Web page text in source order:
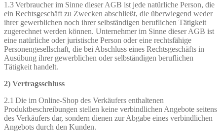
1.3 Verbraucher im Sinne dieser AGB ist jede natürliche Person, die
ein Rechtsgeschäft zu Zwecken abschließt, die überwiegend weder
ihrer gewerblichen noch ihrer selbständigen beruflichen Tätigkeit
zugerechnet werden können. Unternehmer im Sinne dieser AGB ist
eine natürliche oder juristische Person oder eine rechtsfähige
Personengesellschaft, die bei Abschluss eines Rechtsgeschäfts in
Ausübung ihrer gewerblichen oder selbständigen beruflichen
Tätigkeit handelt.
2) Vertragsschluss
2.1 Die im Online-Shop des Verkäufers enthaltenen
Produktbeschreibungen stellen keine verbindlichen Angebote seitens
des Verkäufers dar, sondern dienen zur Abgabe eines verbindlichen
Angebots durch den Kunden.